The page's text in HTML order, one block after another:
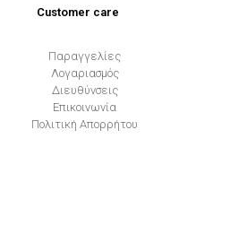
Customer care
Παραγγελίες
Λογαριασμός
Διευθύνσεις
Επικοινωνία
Πολιτική Απορρήτου